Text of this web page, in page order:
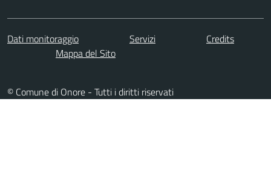
Dati monitoraggio Servizi
Credits
Mappa del Sito
© Comune di Onore - Tutti i diritti riservati